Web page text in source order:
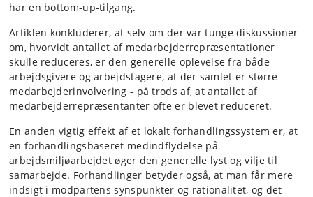
har en bottom-up-tilgang.
Artiklen konkluderer, at selv om der var tunge diskussioner
om, hvorvidt antallet af medarbejderrepræsentationer
skulle reduceres, er den generelle oplevelse fra både
arbejdsgivere og arbejdstagere, at der samlet er større
medarbejderinvolvering - på trods af, at antallet af
medarbejderrepræsentanter ofte er blevet reduceret.
En anden vigtig effekt af et lokalt forhandlingssystem er, at
en forhandlingsbaseret medindflydelse på
arbejdsmiljøarbejdet øger den generelle lyst og vilje til
samarbejde. Forhandlinger betyder også, at man får mere
indsigt i modpartens synspunkter og rationalitet, og det